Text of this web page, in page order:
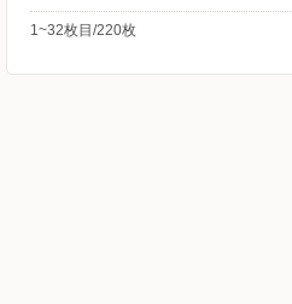
1~32枚目/220枚